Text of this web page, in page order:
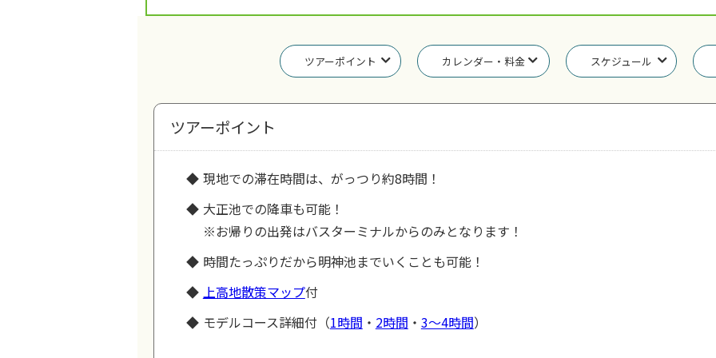
ツアーポイント カレンダー・料金 スケジュール
ツアーポイント
現地での滞在時間は、がっつり約8時間！
大正池での降車も可能！
※お帰りの出発はバスターミナルからのみとなります！
時間たっぷりだから明神池までいくことも可能！
上高地散策マップ付
モデルコース詳細付（1時間 ・ 2時間 ・ 3～4時間）